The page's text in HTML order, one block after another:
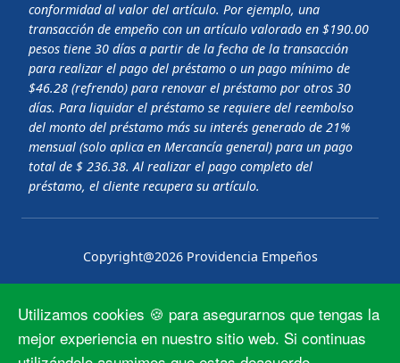
conformidad al valor del artículo. Por ejemplo, una
transacción de empeño con un artículo valorado en $190.00
pesos tiene 30 días a partir de la fecha de la transacción
para realizar el pago del préstamo o un pago mínimo de
$46.28 (refrendo) para renovar el préstamo por otros 30
días. Para liquidar el préstamo se requiere del reembolso
del monto del préstamo más su interés generado de 21%
mensual (solo aplica en Mercancía general) para un pago
total de $ 236.38. Al realizar el pago completo del
préstamo, el cliente recupera su artículo.
Copyright@2026 Providencia Empeños
Privacidad
Condiciones
Condiciones
Utilizamos cookies 🍪 para asegurarnos que tengas la
mejor experiencia en nuestro sitio web. Si continuas